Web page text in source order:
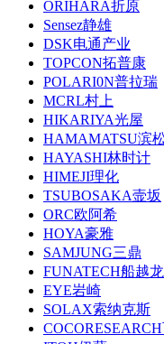
ORIHARA折原
Sensez静雄
DSK电通产业
TOPCON拓普康
POLARI0N普拉瑞
MCRL村上
HIKARIYA光屋
HAMAMATSU滨
HAYASHI林时计
HIMEJI理化
TSUBOSAKA壸坂
ORC欧阿希
HOYA豪雅
SAMJUNG三鼎
FUNATECH船越龙
EYE岩崎
SOLAX索纳克斯